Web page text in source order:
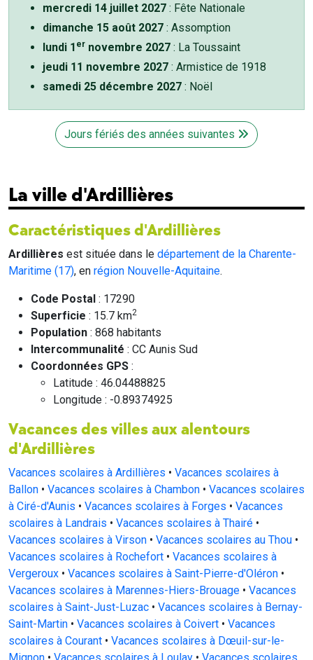
mercredi 14 juillet 2027 : Fête Nationale
dimanche 15 août 2027 : Assomption
lundi 1 er novembre 2027 : La Toussaint
jeudi 11 novembre 2027 : Armistice de 1918
samedi 25 décembre 2027 : Noël
Jours fériés des années suivantes
La ville d'Ardillières
Caractéristiques d'Ardillières
Ardillières est située dans le département de la Charente-
Maritime (17), en région Nouvelle-Aquitaine.
Code Postal : 17290
Superficie : 15.7 km2
Population : 868 habitants
Intercommunalité : CC Aunis Sud
Coordonnées GPS :
Latitude : 46.04488825
Longitude : -0.89374925
Vacances des villes aux alentours
d'Ardillières
Vacances scolaires à Ardillières • Vacances scolaires à
Ballon • Vacances scolaires à Chambon • Vacances scolaires
à Ciré-d'Aunis • Vacances scolaires à Forges • Vacances
scolaires à Landrais • Vacances scolaires à Thairé •
Vacances scolaires à Virson • Vacances scolaires au Thou •
Vacances scolaires à Rochefort • Vacances scolaires à
Vergeroux • Vacances scolaires à Saint-Pierre-d'Oléron •
Vacances scolaires à Marennes-Hiers-Brouage • Vacances
scolaires à Saint-Just-Luzac • Vacances scolaires à Bernay-
Saint-Martin • Vacances scolaires à Coivert • Vacances
scolaires à Courant • Vacances scolaires à Dœuil-sur-le-